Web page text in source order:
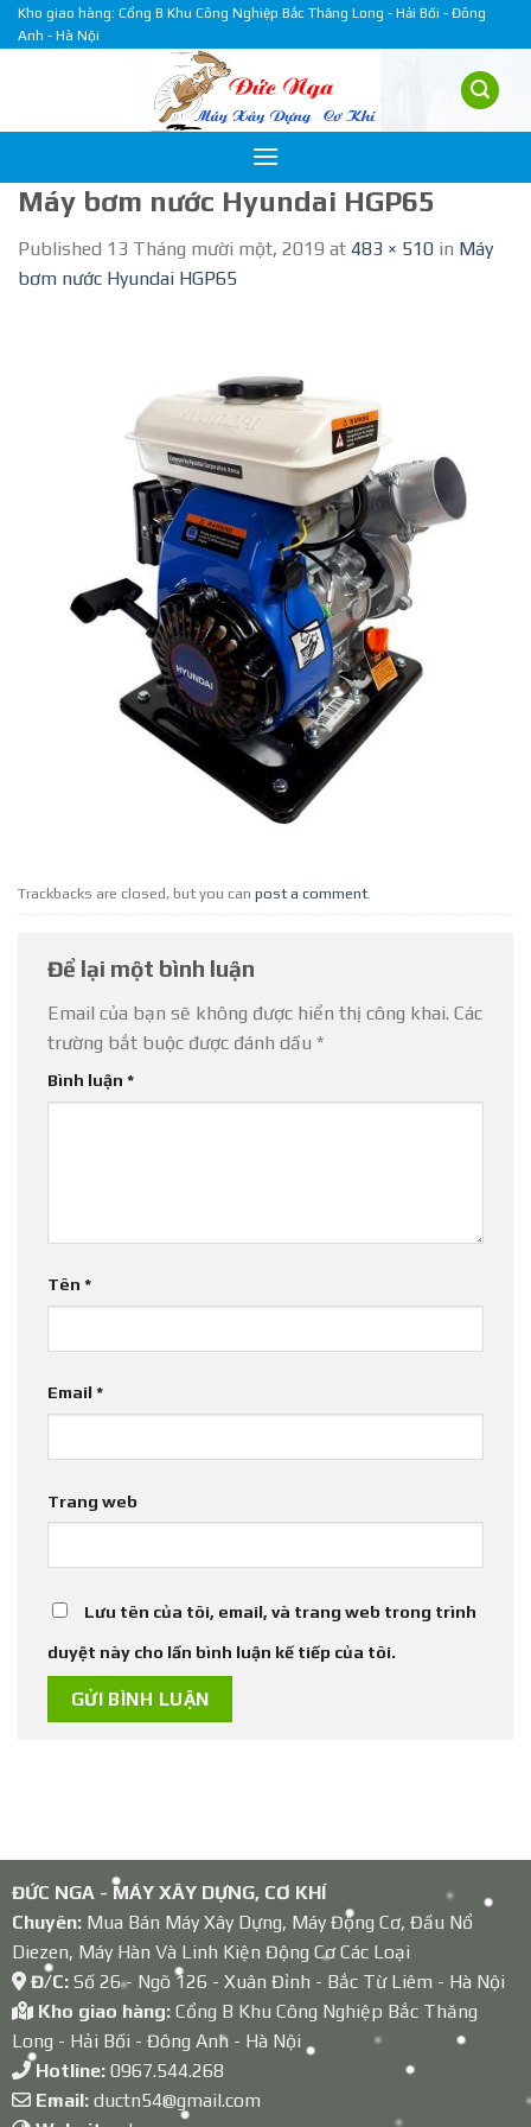
Skip
to
Kho giao hàng: Cổng B Khu Công Nghiệp Bắc Thăng Long - Hải Bối - Đông
Anh - Hà Nội
Máy bơm nước Hyundai HGP65
Published 13 Tháng mười một, 2019 at 483 × 510 in Máy
bơm nước Hyundai HGP65
Trackbacks are closed, but you can post a comment.
Để lại một bình luận
Email của bạn sẽ không được hiển thị công khai. Các
trường bắt buộc được đánh dấu *
Bình luận *
Tên *
Email *
Trang web
Lưu tên của tôi, email, và trang web trong trình
duyệt này cho lần bình luận kế tiếp của tôi.
ĐỨC NGA - MÁY XÂY DỰNG, CƠ KHÍ
Chuyên:Mua Bán Máy Xây Dựng, Máy Động Cơ, Đầu Nổ
Diezen, Máy Hàn Và Linh Kiện Động Cơ Các Loại
Đ/C: Số 26 - Ngõ 126 - Xuân Đỉnh - Bắc Từ Liêm - Hà Nội
Kho giao hàng: Cổng B Khu Công Nghiệp Bắc Thăng
Long - Hải Bối - Đông Anh - Hà Nội
Hotline: 0967.544.268
Email: ductn54@gmail.com